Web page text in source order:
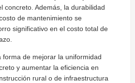
concreto. Además, la durabilidad
de mantenimiento se
significativo en el costo total de
forma de mejorar la uniformidad
y aumentar la eficiencia en
rural o de infraestructura